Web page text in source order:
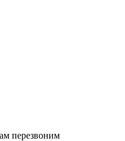
перезвоним